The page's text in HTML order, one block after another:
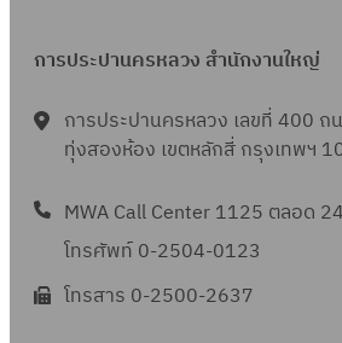
การประปานครหลวง สำนักงานใหญ่
การประปานครหลวง เลขที่ 400 ถ
ทุ่งสองห้อง เขตหลักสี่ กรุงเทพฯ
MWA Call Center 1125 ตลอด
โทรศัพท์ 0-2504-0123
โทรสาร 0-2500-2637